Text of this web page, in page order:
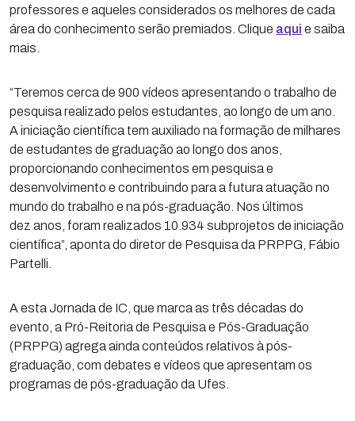
professores e aqueles considerados os melhores de cada
área do conhecimento serão premiados. Clique aqui e saiba
mais.
“Teremos cerca de 900 vídeos apresentando o trabalho de
pesquisa realizado pelos estudantes, ao longo de um ano.
A iniciação científica tem auxiliado na formação de milhares
de estudantes de graduação ao longo dos anos,
proporcionando conhecimentos em pesquisa e
desenvolvimento e contribuindo para a futura atuação no
mundo do trabalho e na pós-graduação. Nos últimos
dez anos, foram realizados 10.934 subprojetos de iniciação
científica”, aponta do diretor de Pesquisa da PRPPG, Fábio
Partelli.
A esta Jornada de IC, que marca as três décadas do
evento, a Pró-Reitoria de Pesquisa e Pós-Graduação
(PRPPG) agrega ainda conteúdos relativos à pós-
graduação, com debates e vídeos que apresentam os
programas de pós-graduação da Ufes.